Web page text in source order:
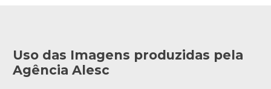
Uso das Imagens produzidas pela
Agência Alesc